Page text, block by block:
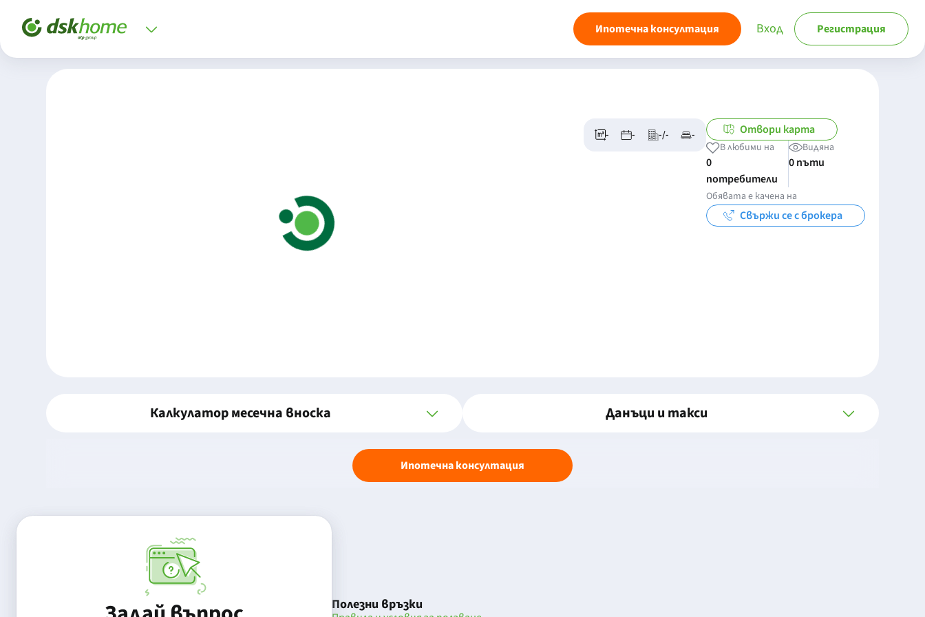
Ипотечна консултация Вход Регистрация
- - -/- - Отвори карта
В любими на
0
потребители
Видяна
0 пъти
Обявата е качена на
Свържи се с брокера
Калкулатор месечна вноска Данъци и такси
Ипотечна консултация
Полезни връзки